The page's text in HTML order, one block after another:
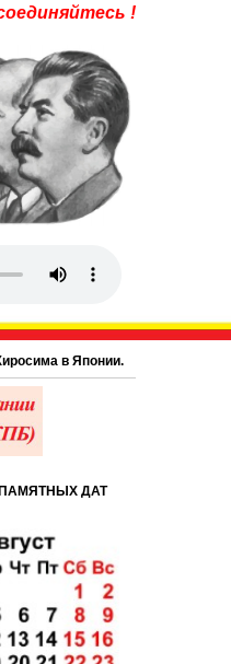
!
в Японии.
ДАТ